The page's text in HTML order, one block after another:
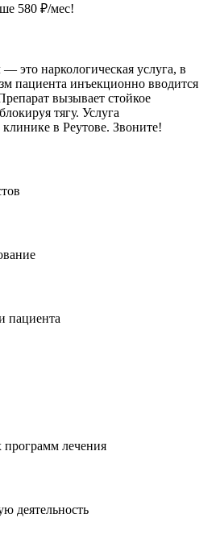
580 ₽/мес!
это наркологическая услуга, в
пациента инъекционно вводится
вызывает стойкое
тягу. Услуга
в Реутове. Звоните!
пациента
лечения
деятельность